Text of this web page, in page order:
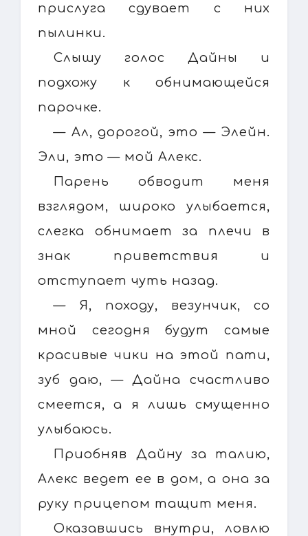
прислуга сдувает с них
пылинки.
Слышу голос Дайны и
подхожу к обнимающейся
парочке.
— Ал, дорогой, это — Элейн.
Эли, это — мой Алекс.
Парень обводит меня
взглядом, широко улыбается,
слегка обнимает за плечи в
знак приветствия и
отступает чуть назад.
— Я, походу, везунчик, со
мной сегодня будут самые
красивые чики на этой пати,
зуб даю, — Дайна счастливо
смеется, а я лишь смущенно
улыбаюсь.
Приобняв Дайну за талию,
Алекс ведет ее в дом, а она за
руку прицепом тащит меня.
Оказавшись внутри, ловлю